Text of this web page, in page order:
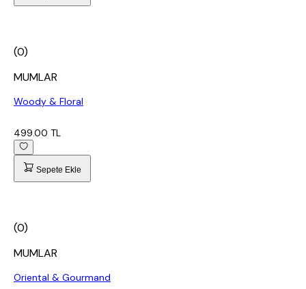
(0)
MUMLAR
Woody & Floral
499.00 TL
Sepete Ekle
(0)
MUMLAR
Oriental & Gourmand